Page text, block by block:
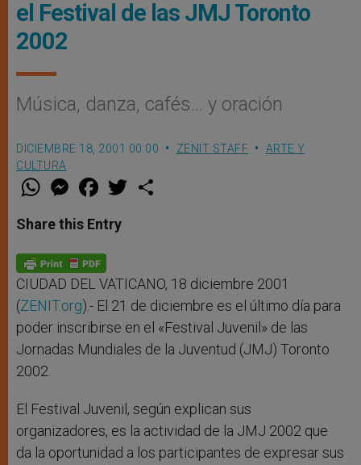
el Festival de las JMJ Toronto
2002
Música, danza, cafés… y oración
DICIEMBRE 18, 2001 00:00 ZENIT STAFF
ARTE Y
CULTURA
W
t
s
p
p
M
e
s
e
g
e
r
F
a
e
b
o
k
w
Share this Entry
CIUDAD DEL VATICANO, 18 diciembre 2001
(ZENIT.org).- El 21 de diciembre es el último día para
poder inscribirse en el «Festival Juvenil» de las
Jornadas Mundiales de la Juventud (JMJ) Toronto
2002.
El Festival Juvenil, según explican sus
organizadores, es la actividad de la JMJ 2002 que
da la oportunidad a los participantes de expresar sus